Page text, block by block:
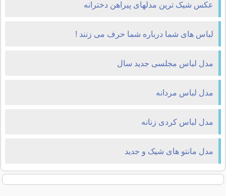
عکس شیک ترین مدلهای پیراهن دخترانه
لباس های شما درباره شما حرف می زنند !
مدل لباس مجلسی جدید سال
مدل لباس مردانه
مدل لباس کردی زنانه
مدل مانتو های شیک و جدید